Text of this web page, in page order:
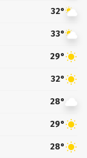
32°
33°
29°
32°
28°
29°
28°